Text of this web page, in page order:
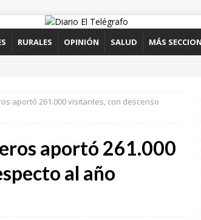
RURALES OPINIÓN SALUD MÁS
aportó 261.000 visitantes, con descenso
aportó 261.000
al año